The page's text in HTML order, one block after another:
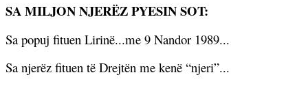
SA MILJON NJERËZ PYESIN SOT:
Sa popuj fituen Lirinë...me 9 Nandor 1989...
Sa njerëz fituen të Drejtën me kenë “njeri”...